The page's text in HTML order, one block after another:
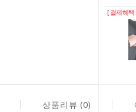
[ 결제혜
상품리뷰 (0)